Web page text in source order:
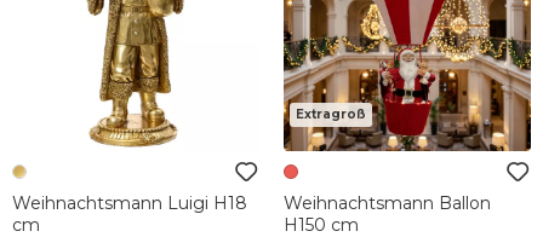
Weihnachtsmann Luigi H18
cm
Extragroß
Weihnachtsmann Ballon
H150 cm